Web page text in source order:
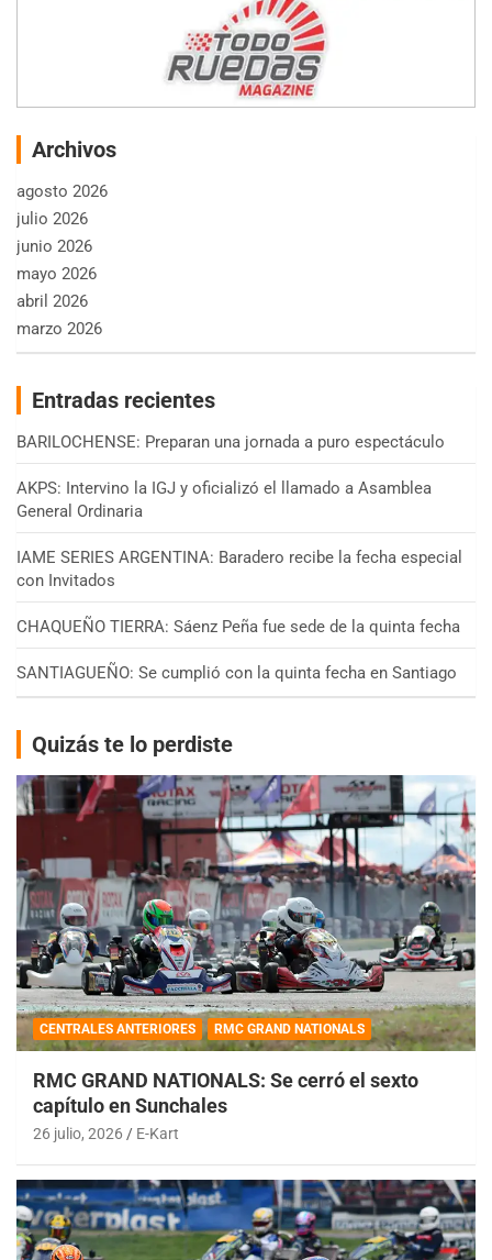
Archivos
agosto 2026
julio 2026
junio 2026
mayo 2026
abril 2026
marzo 2026
Entradas recientes
BARILOCHENSE: Preparan una jornada a puro espectáculo
AKPS: Intervino la IGJ y oficializó el llamado a Asamblea
General Ordinaria
IAME SERIES ARGENTINA: Baradero recibe la fecha especial
con Invitados
CHAQUEÑO TIERRA: Sáenz Peña fue sede de la quinta fecha
SANTIAGUEÑO: Se cumplió con la quinta fecha en Santiago
Quizás te lo perdiste
CENTRALES ANTERIORES RMC GRAND NATIONALS
RMC GRAND NATIONALS: Se cerró el sexto
capítulo en Sunchales
26 julio, 2026 E-Kart